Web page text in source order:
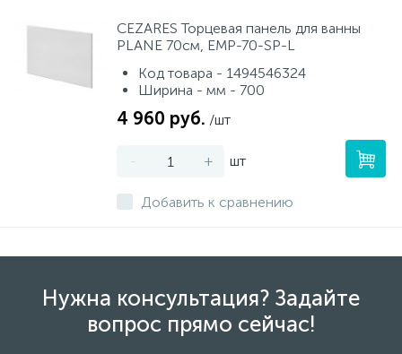
CEZARES Торцевая панель для ванны
PLANE 70см, EMP-70-SP-L
Код товара - 1494546324
Ширина - мм - 700
4 960 руб. /шт
- + шт
Добавить к сравнению
Нужна консультация? Задайте
вопрос прямо сейчас!